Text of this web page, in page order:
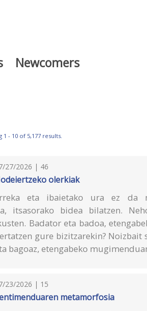
Newcomers
1 - 10 of 5,177 results.
27/2026 | 46
olerkiak
eta ibaietako ura ez da
itsasorako bidea bilatzen.
Badator eta badoa,
gure bizitzarekin?
bagoaz, etengabeko
23/2026 | 15
metamorfosia